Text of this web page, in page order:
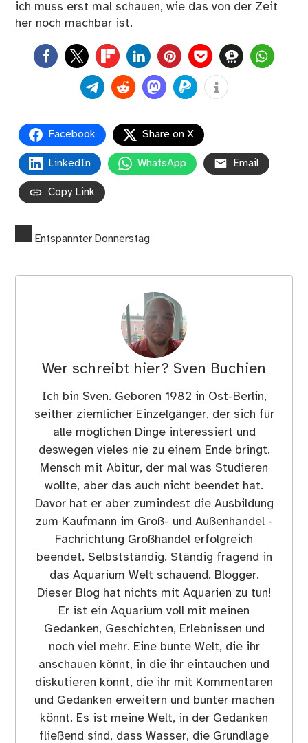
ich muss erst mal schauen, wie das von der Zeit
her noch machbar ist.
0
Facebook Share on X
LinkedIn WhatsApp Email
Copy Link
Entspannter Donnerstag
Wer schreibt hier? Sven Buchien
Ich bin Sven. Geboren 1982 in Ost-Berlin,
seither ziemlicher Einzelgänger, der sich für
alle möglichen Dinge interessiert und
deswegen vieles nie zu einem Ende bringt.
Mensch mit Abitur, der mal was Studieren
wollte, aber das auch nicht beendet hat.
Davor hat er aber zumindest die Ausbildung
zum Kaufmann im Groß- und Außenhandel -
Fachrichtung Großhandel erfolgreich
beendet. Selbstständig. Ständig fragend in
das Aquarium Welt schauend. Blogger.
Dieser Blog hat nichts mit Aquarien zu tun!
Er ist ein Aquarium voll mit meinen
Gedanken, Geschichten, Erlebnissen und
noch viel mehr. Eine bunte Welt, die ihr
anschauen könnt, in die ihr eintauchen und
diskutieren könnt, die ihr mit Kommentaren
und Gedanken erweitern und bunter machen
könnt. Es ist meine Welt, in der Gedanken
fließend sind, dass Wasser, die Grundlage